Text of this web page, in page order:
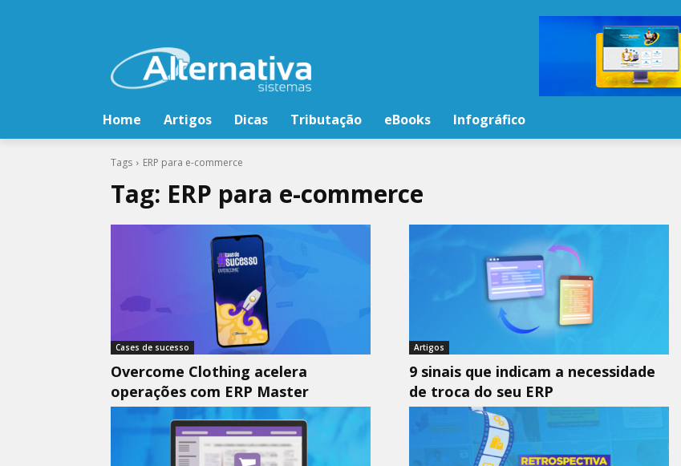
Home Artigos Dicas Tributação eBooks Infográfico
Tags ERP para e-commerce
Tag: ERP para e-commerce
Cases de sucesso
Overcome Clothing acelera
operações com ERP Master
Artigos
9 sinais que indicam a necessidade
de troca do seu ERP